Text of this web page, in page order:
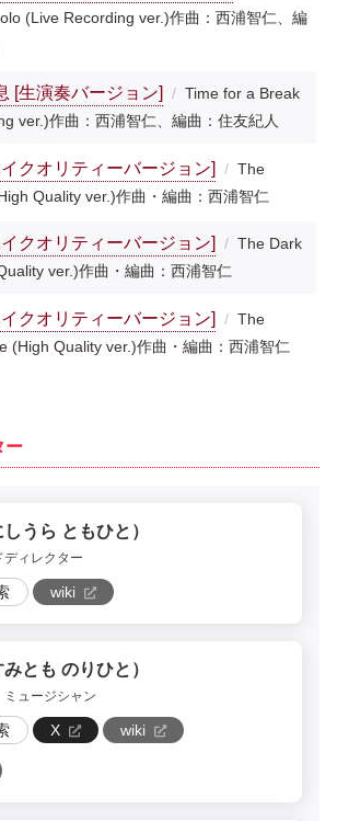
(Live Recording ver.)作曲：西浦智仁、編
[生演奏バージョン]
Time for a Break
ver.)作曲：西浦智仁、編曲：住友紀人
クオリティーバージョン]
The
Quality ver.)作曲・編曲：西浦智仁
クオリティーバージョン]
The Dark
ver.)作曲・編曲：西浦智仁
クオリティーバージョン]
The
(High Quality ver.)作曲・編曲：西浦智仁
ー
うら ともひと）
ィレクター
wiki
とも のりひと）
ュージシャン
X wiki